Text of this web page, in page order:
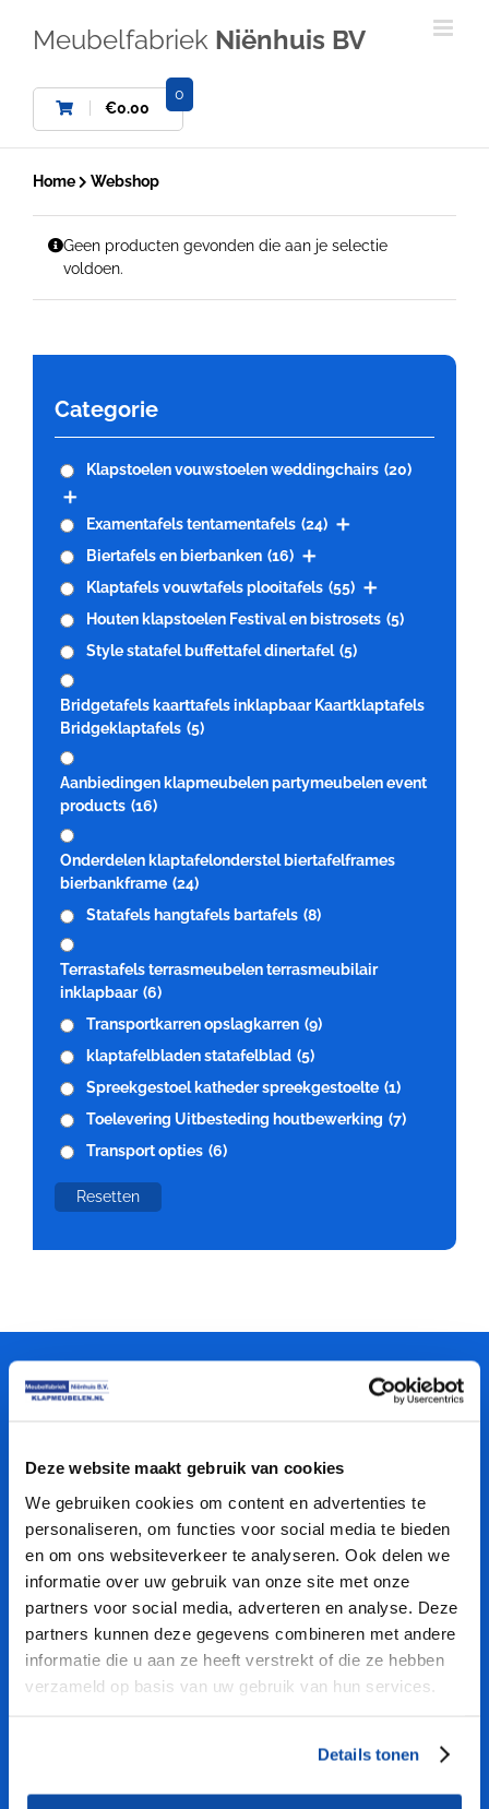
Deze website maakt gebruik van cookies
We gebruiken cookies om content en advertenties te
personaliseren, om functies voor social media te bieden
en om ons websiteverkeer te analyseren. Ook delen we
informatie over uw gebruik van onze site met onze
partners voor social media, adverteren en analyse. Deze
partners kunnen deze gegevens combineren met andere
informatie die u aan ze heeft verstrekt of die ze hebben
verzameld op basis van uw gebruik van hun services.
Details tonen
Meubelfabriek Niënhuis BV
€0.00
0
Home Webshop
Geen producten gevonden die aan je selectie
voldoen.
Categorie
Klapstoelen vouwstoelen weddingchairs (20)
Examentafels tentamentafels (24)
Biertafels en bierbanken (16)
Klaptafels vouwtafels plooitafels (55)
Houten klapstoelen Festival en bistrosets (5)
Style statafel buffettafel dinertafel (5)
Bridgetafels kaarttafels inklapbaar Kaartklaptafels
Bridgeklaptafels (5)
Aanbiedingen klapmeubelen partymeubelen event
products (16)
Onderdelen klaptafelonderstel biertafelframes
bierbankframe (24)
Statafels hangtafels bartafels (8)
Terrastafels terrasmeubelen terrasmeubilair
inklapbaar (6)
Transportkarren opslagkarren (9)
klaptafelbladen statafelblad (5)
Spreekgestoel katheder spreekgestoelte (1)
Toelevering Uitbesteding houtbewerking (7)
Transport opties (6)
Resetten
Meubelfabriek
PROFITEER VAN ONZE KENNIS
Professionele kwaliteit
Grote voorraden en Snelle levertijden
Maatwerk mogelijk
Mooie aanbiedingen klapmeubelen
Gratis verzending vanaf € 2250,-
1 jaar productgarantie
Scherpe prijzen
Vele VEILIGE betalingsmethoden